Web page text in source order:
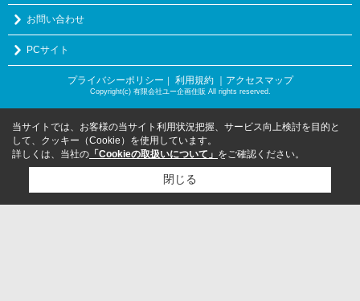
お問い合わせ
PCサイト
プライバシーポリシー ｜ 利用規約 ｜アクセスマップ
Copyright(c) 有限会社ユー企画住販 All rights reserved.
当サイトでは、お客様の当サイト利用状況把握、サービス向上検討を目的と
して、クッキー（Cookie）を使用しています。
詳しくは、当社の 「Cookieの取扱いについて」 をご確認ください。
閉じる